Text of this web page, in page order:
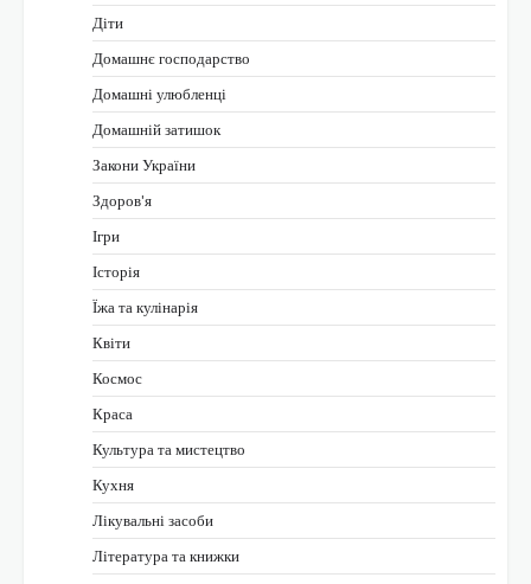
Діти
Домашнє господарство
Домашні улюбленці
Домашній затишок
Закони України
Здоров'я
Ігри
Історія
Їжа та кулінарія
Квіти
Космос
Краса
Культура та мистецтво
Кухня
Лікувальні засоби
Література та книжки